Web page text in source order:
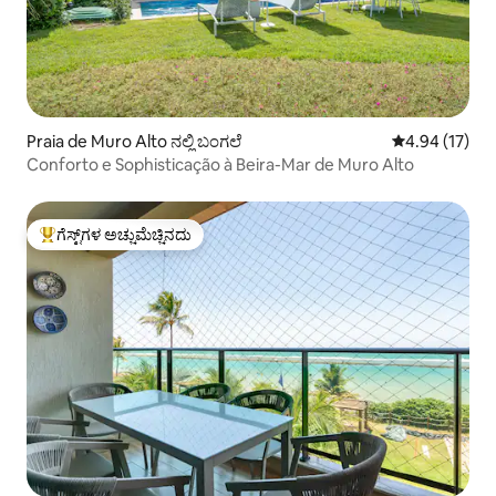
Praia de Muro Alto ನಲ್ಲಿ ಬಂಗಲೆ 5 ರಲ್ಲಿ 4.94
4.94 (17)
Conforto e Sophisticação à Beira-Mar de Muro Alto
ಗೆಸ್ಟ್‌ಗಳಿಗೆ ಅತಿ ಹೆಚ್ಚು ಅಚ್ಚುಮೆಚ್ಚಿನದು
ಗೆಸ್ಟ್‌ಗಳ ಅಚ್ಚುಮೆಚ್ಚಿನದು